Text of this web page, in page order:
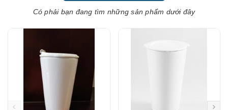
Có phải bạn đang tìm những sản phẩm dưới đây